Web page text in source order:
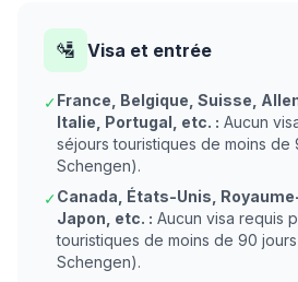
🛂 Visa et entrée
✓France, Belgique, Suisse,
Italie, Portugal, etc. : Aucun
séjours touristiques de moins de
Schengen).
✓Canada, États-Unis,
Japon, etc. : Aucun visa requis
touristiques de moins de 90
Schengen).